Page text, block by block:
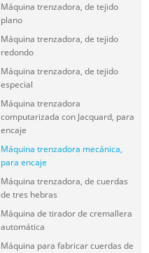
Máquina trenzadora, de tejido
plano
Máquina trenzadora, de tejido
redondo
Máquina trenzadora, de tejido
especial
Máquina trenzadora
computarizada con Jacquard, para
encaje
Máquina trenzadora mecánica,
para encaje
Máquina trenzadora, de cuerdas
de tres hebras
Máquina de tirador de cremallera
automática
Máquina para fabricar cuerdas de